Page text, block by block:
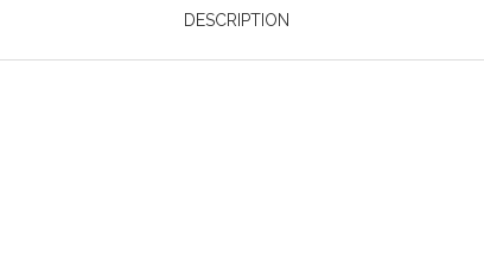
DESCRIPTION